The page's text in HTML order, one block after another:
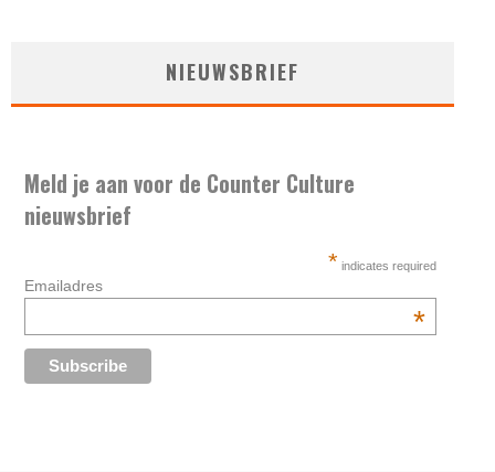
NIEUWSBRIEF
Meld je aan voor de Counter Culture
nieuwsbrief
* indicates required
Emailadres
*